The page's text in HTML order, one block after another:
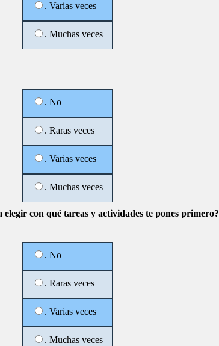
. Varias veces
. Muchas veces
. No
. Raras veces
. Varias veces
. Muchas veces
con qué tareas y actividades te pones primero?
. No
. Raras veces
. Varias veces
. Muchas veces